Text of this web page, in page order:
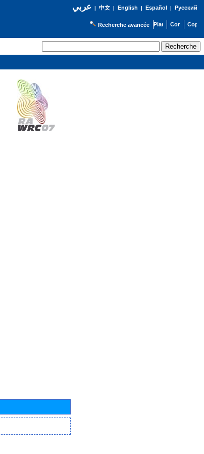
عربي| 中文| English | Español | Русский
Recherche avancée